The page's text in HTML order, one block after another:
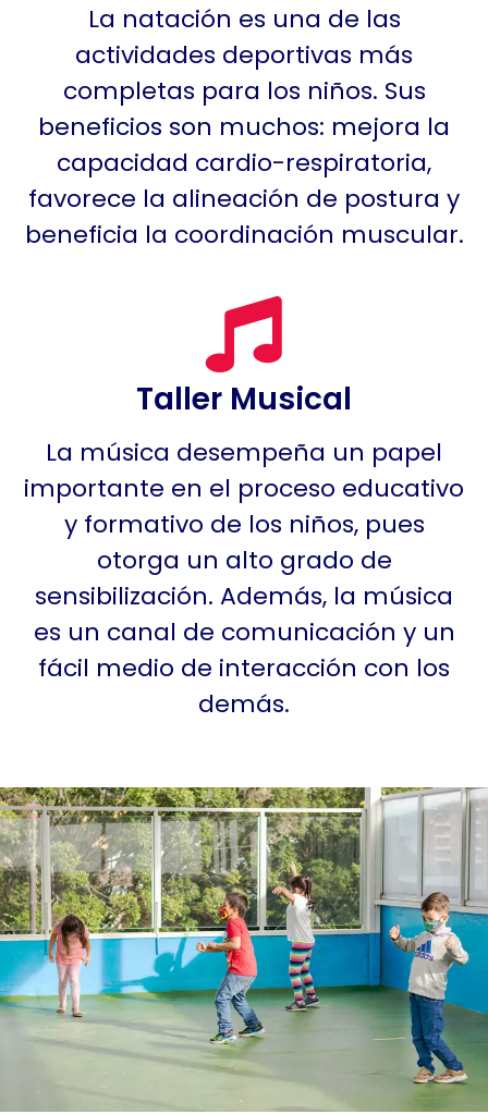
La natación es una de las
actividades deportivas más
completas para los niños. Sus
beneficios son muchos: mejora la
capacidad cardio-respiratoria,
favorece la alineación de postura y
beneficia la coordinación muscular.
Taller Musical
La música desempeña un papel
importante en el proceso educativo
y formativo de los niños, pues
otorga un alto grado de
sensibilización. Además, la música
es un canal de comunicación y un
fácil medio de interacción con los
demás.